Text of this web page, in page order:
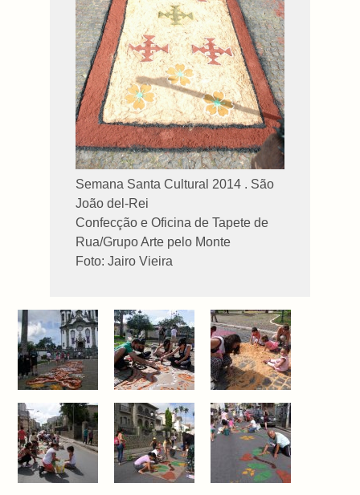
Semana Santa Cultural 2014 . São
João del-Rei
Confecção e Oficina de Tapete de
Rua/Grupo Arte pelo Monte
Foto: Jairo Vieira